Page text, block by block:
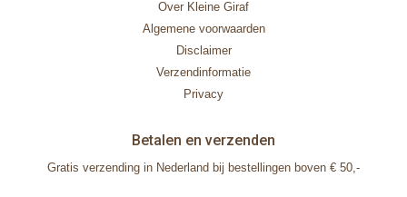
Over Kleine Giraf
Algemene voorwaarden
Disclaimer
Verzendinformatie
Privacy
Betalen en verzenden
Gratis verzending in Nederland bij bestellingen boven € 50,-